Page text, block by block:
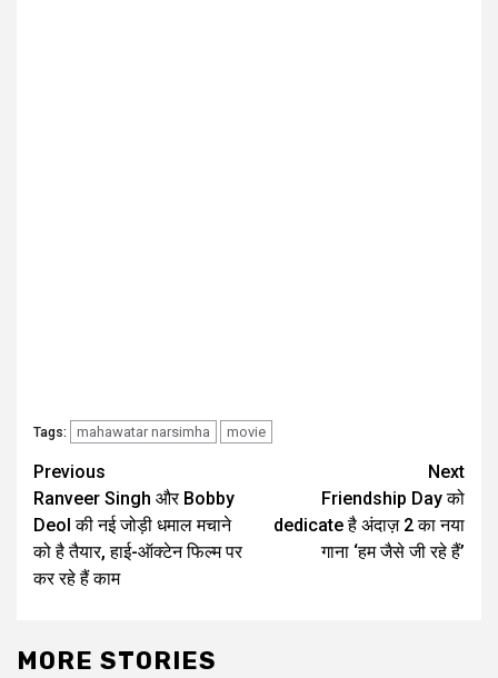
Tags: mahawatar narsimha movie
Post
navigation
Previous
Ranveer Singh और Bobby
Deol की नई जोड़ी धमाल मचाने
को है तैयार, हाई-ऑक्टेन फिल्म पर
कर रहे हैं काम
Next
Friendship Day को
dedicate है अंदाज़ 2 का नया
गाना ‘हम जैसे जी रहे हैं’
MORE STORIES